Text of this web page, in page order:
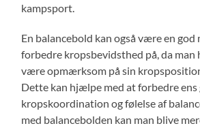
kampsport.
En balancebold kan også være en
forbedre kropsbevidsthed på, da man
være opmærksom på sin
Dette kan hjælpe med at forbedre ens
kropskoordination og følelse af
med balancebolden kan man blive